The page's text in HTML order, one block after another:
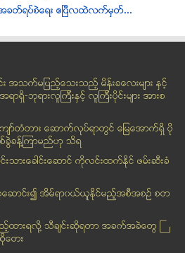
အခတ္ရပ္စဲေရး ဧၿပီလထဲလက္မွတ္...
တြင္း သို႔ ေပါင္းစ...
း အစိုးရကို ေထာက္ခံ သည့္ ဆႏ...
ပ္သမားေတြ ဖူးခက္မွာ ဆႏၵျပ
ာက္ရာ ေက်ာင္းဆရာမတစ္ဦးႏွစ္ျ...
တိမ္းေမွာက္
ာင္းသူတစ္ဦး ကားတိုက္ခံရ
င္း လယ္ေတာသူ အလွမယ္ျဖစ္လာ
ည့္ ေျခေလးေခ်ာင္းပါ ငါး...
အဆိပ္ေသာက္ဟုဆုိ
း အသက္မျပည့္ေသးသည့္ မိန္းခေလးမ်ား နွင့္
ရွိ-ဘုရားလူၾကီးနွင့္ လူၾကီးပိုင္းမ်ား အားစ
ေက်ာ္တံတား ေဆာက္လုပ္ရာတြင္ ေျမေအာက္ရွိ ပို
ြဲခန္႔ၾကာမည္ဟု သိရ
င္းသားေခါင္းေဆာင္ ကိုလင္းထက္ႏိုင္ ဖမ္းဆီးခံ
စုေဆာင္း၍ အိမ္ရာ၀ယ္ယူႏုိင္မည့္အစီအစဥ္ စတ
ားရလုိ႔ သီခ်င္းဆုိရတာ အခက္အခဲေတြ ႀ
ေတး